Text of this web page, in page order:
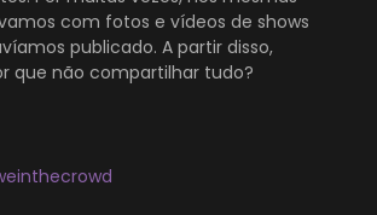
com fotos e vídeos de shows
publicado. A partir disso,
que não compartilhar tudo?